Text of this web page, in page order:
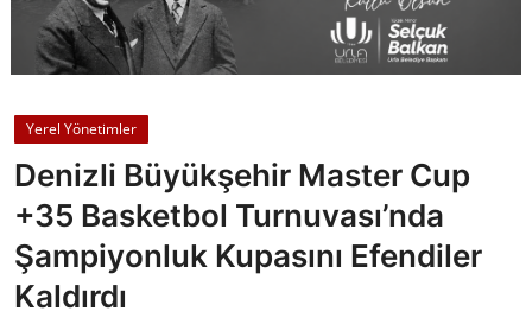
TBMM
Cumhurbaşkanlığı
Bakanlıklar
Siyasi Partiler
Yerel Yönetimler
Denizli Büyükşehir Master Cup
+35 Basketbol Turnuvası’nda
Şampiyonluk Kupasını Efendiler
Kaldırdı